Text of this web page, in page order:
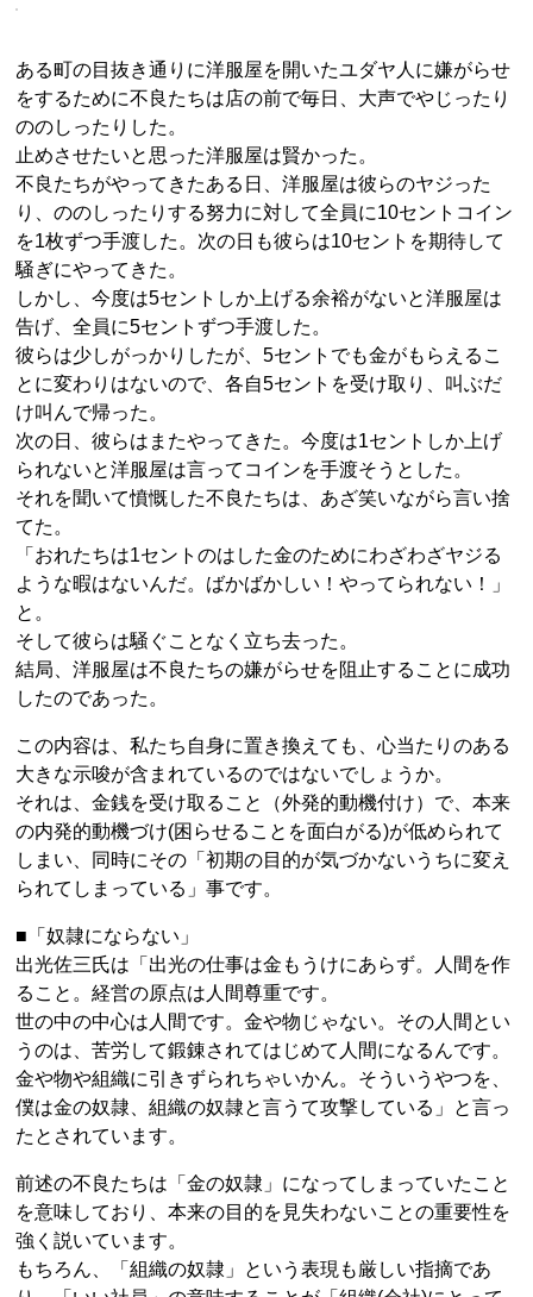
ある町の目抜き通りに洋服屋を開いたユダヤ人に嫌がらせ
をするために不良たちは店の前で毎日、大声でやじったり
ののしったりした。
止めさせたいと思った洋服屋は賢かった。
不良たちがやってきたある日、洋服屋は彼らのヤジった
り、ののしったりする努力に対して全員に10セントコイン
を1枚ずつ手渡した。次の日も彼らは10セントを期待して
騒ぎにやってきた。
しかし、今度は5セントしか上げる余裕がないと洋服屋は
告げ、全員に5セントずつ手渡した。
彼らは少しがっかりしたが、5セントでも金がもらえるこ
とに変わりはないので、各自5セントを受け取り、叫ぶだ
け叫んで帰った。
次の日、彼らはまたやってきた。今度は1セントしか上げ
られないと洋服屋は言ってコインを手渡そうとした。
それを聞いて憤慨した不良たちは、あざ笑いながら言い捨
てた。
「おれたちは1セントのはした金のためにわざわざヤジる
ような暇はないんだ。ばかばかしい！やってられない！」
と。
そして彼らは騒ぐことなく立ち去った。
結局、洋服屋は不良たちの嫌がらせを阻止することに成功
したのであった。
この内容は、私たち自身に置き換えても、心当たりのある
大きな示唆が含まれているのではないでしょうか。
それは、金銭を受け取ること（外発的動機付け）で、本来
の内発的動機づけ(困らせることを面白がる)が低められて
しまい、同時にその「初期の目的が気づかないうちに変え
られてしまっている」事です。
■「奴隷にならない」
出光佐三氏は「出光の仕事は金もうけにあらず。人間を作
ること。経営の原点は人間尊重です。
世の中の中心は人間です。金や物じゃない。その人間とい
うのは、苦労して鍛錬されてはじめて人間になるんです。
金や物や組織に引きずられちゃいかん。そういうやつを、
僕は金の奴隷、組織の奴隷と言うて攻撃している」と言っ
たとされています。
前述の不良たちは「金の奴隷」になってしまっていたこと
を意味しており、本来の目的を見失わないことの重要性を
強く説いています。
もちろん、「組織の奴隷」という表現も厳しい指摘であ